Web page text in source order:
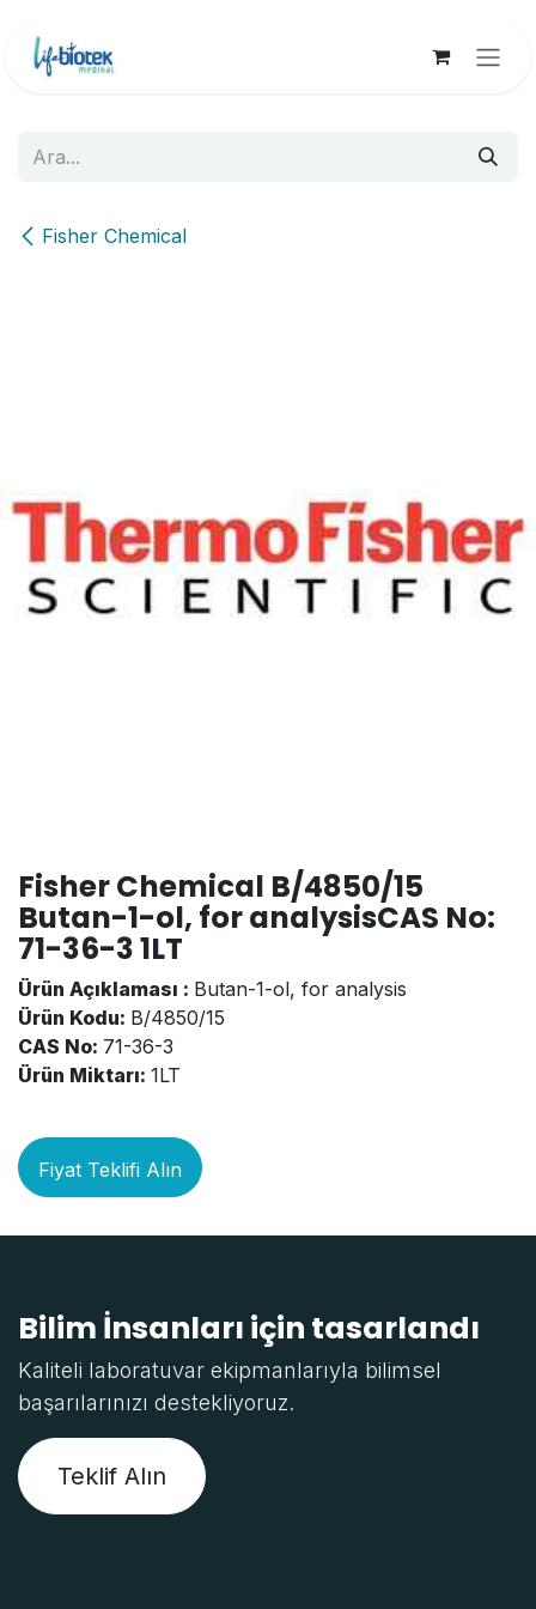
Fisher Chemical
Fisher Chemical B/4850/15
Butan-1-ol, for analysisCAS No:
71-36-3 1LT
Ürün Açıklaması : Butan-1-ol, for analysis
Ürün Kodu: B/4850/15
CAS No: 71-36-3
Ürün Miktarı: 1LT
Fiyat Teklifi Alın
Bilim İnsanları için tasarlandı
Kaliteli laboratuvar ekipmanlarıyla bilimsel
başarılarınızı destekliyoruz.
Teklif Alın